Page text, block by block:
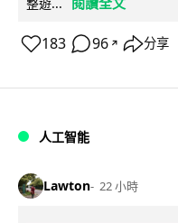
183 96 ↗ 分享
人工智能
Lawton 22 小時